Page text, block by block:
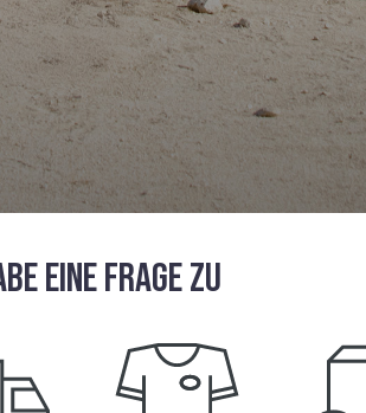
EINE FRAGE ZU